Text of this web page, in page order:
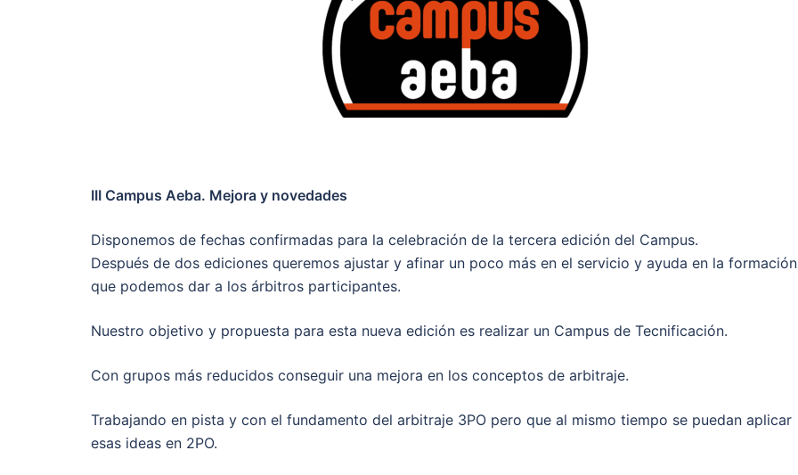
III Campus Aeba. Mejora y novedades
Disponemos de fechas confirmadas para la celebración de la tercera edición del Campus.
Después de dos ediciones queremos ajustar y afinar un poco más en el servicio y ayuda en la formación
que podemos dar a los árbitros participantes.
Nuestro objetivo y propuesta para esta nueva edición es realizar un Campus de Tecnificación.
Con grupos más reducidos conseguir una mejora en los conceptos de arbitraje.
Trabajando en pista y con el fundamento del arbitraje 3PO pero que al mismo tiempo se puedan aplicar
esas ideas en 2PO.